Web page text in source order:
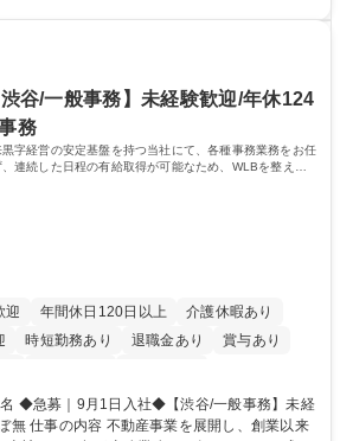
後 募集職種 中野本社【お客様
により良い商品づくりへ貢献
当社について】キリングループの広報機能を担
会いを大切にし、磨き上げたホスピタリティ
ンをとりながら広報関連業務を行っておりま
谷/一般事務】未経験歓迎/年休124
務
字経営の安定基盤を持つ当社にて、各種事務業務をお任
連続した日程の有給取得が可能なため、WLBを整えた
迎 年間休日120日以上
介護休暇あり
時短勤務あり 退職金あり
賞与あり
創業以来